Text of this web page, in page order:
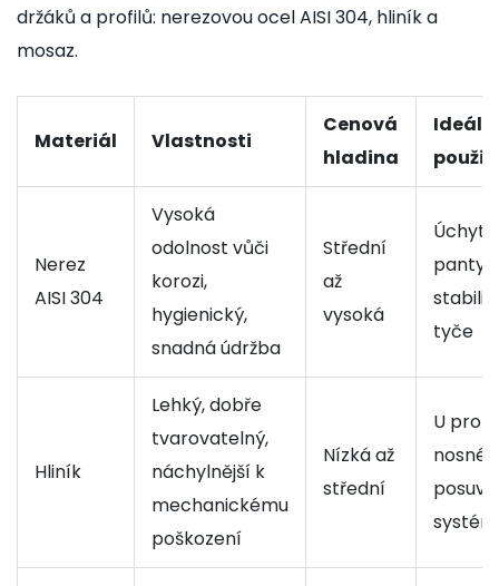
držáků a profilů: nerezovou ocel AISI 304, hliník a
mosaz.
Materiál Vlastnosti
Cenová
hladina
použití
Nerez
AISI 304
Vysoká
odolnost vůči
korozi,
hygienický,
snadná údržba
Střední
až
vysoká
Úchyty,
panty,
tyče
Hliník
Lehký, dobře
tvarovatelný,
náchylnější k
mechanickému
poškození
Nízká až
střední
U
nosné